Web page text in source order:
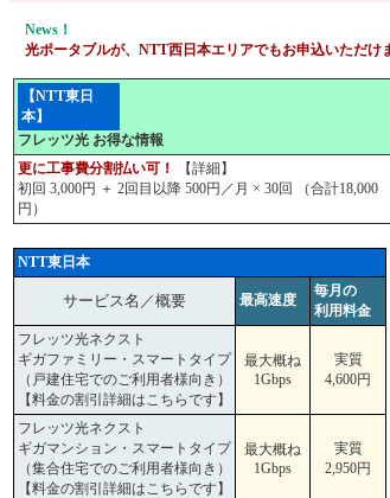
News！
光ポータブルが、NTT西日本エリアでもお申込いただけ
【NTT東日
本】
フレッツ光 お得な情報
更に工事費分割払い可！
【詳細 】
初回 3,000円 ＋ 2回目以降 500円／月 × 30回 （合計18,000
円）
NTT東日本
サービス名／概要 最高速度
毎月の
利用料金
フレッツ光ネクスト
ギガファミリー・スマートタイプ
（戸建住宅でのご利用者様向き）
【料金の割引詳細はこちらです】
最大概ね
1Gbps
実質
4,600円
フレッツ光ネクスト
ギガマンション・スマートタイプ
（集合住宅でのご利用者様向き）
【料金の割引詳細はこちらです】
最大概ね
1Gbps
実質
2,950円